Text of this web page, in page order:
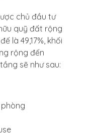
chủ đầu tư
quỹ đất rộng
là 49,17%, khối
rộng đến
sẽ như sau: